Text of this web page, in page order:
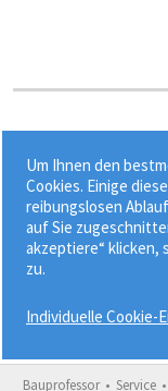
Stichworte:
Bauvertrag nach
Bauprofessor Service
Um Ihnen den
Cookies. Einige
reibungslosen
auf Sie
akzeptiere“ klicken,
zu.
Individuelle Cookie-